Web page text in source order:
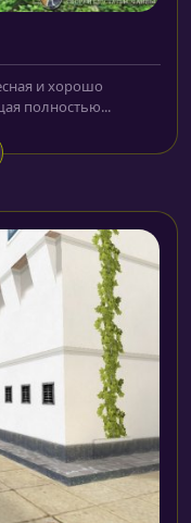
и хорошо
полностью...